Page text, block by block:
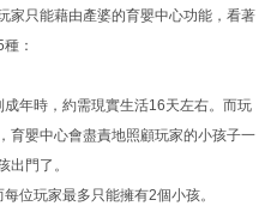
家只能藉由產婆的育嬰中心功能，看著
：
年時，約需現實生活16天左右。而玩
育嬰中心會盡責地照顧玩家的小孩子一
出門了。
位玩家最多只能擁有2個小孩。